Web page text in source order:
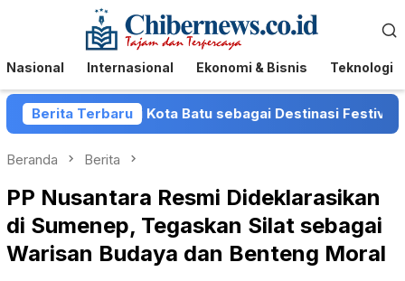
Menu
Mobile
Nasional Internasional Ekonomi & Bisnis Teknologi
Berita Terbaru
Kota Batu sebagai Destinasi Festival Musik Nasional
Beranda Berita
PP Nusantara Resmi Dideklarasikan
di Sumenep, Tegaskan Silat sebagai
Warisan Budaya dan Benteng Moral